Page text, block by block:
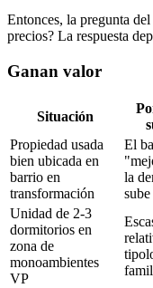
Entonces, la pregunta
precios? La respuesta
Ganan valor
Situación
Propiedad usada
bien ubicada en
barrio en
transformación
El
la
sube
Unidad de 2-3
dormitorios en
zona de
monoambientes
VP